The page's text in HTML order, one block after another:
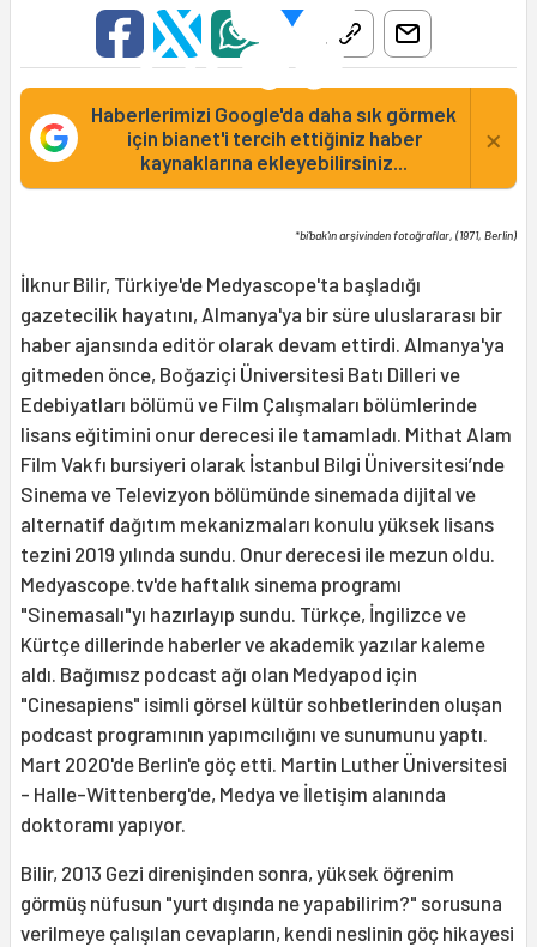
Haberlerimizi Google'da daha sık görmek
için bianet'i tercih ettiğiniz haber
kaynaklarına ekleyebilirsiniz...
×
*bi'bak'ın arşivinden fotoğraflar, (1971, Berlin)
İlknur Bilir, Türkiye'de Medyascope'ta başladığı
gazetecilik hayatını, Almanya'ya bir süre uluslararası bir
haber ajansında editör olarak devam ettirdi. Almanya'ya
gitmeden önce, Boğaziçi Üniversitesi Batı Dilleri ve
Edebiyatları bölümü ve Film Çalışmaları bölümlerinde
lisans eğitimini onur derecesi ile tamamladı. Mithat Alam
Film Vakfı bursiyeri olarak İstanbul Bilgi Üniversitesi’nde
Sinema ve Televizyon bölümünde sinemada dijital ve
alternatif dağıtım mekanizmaları konulu yüksek lisans
tezini 2019 yılında sundu. Onur derecesi ile mezun oldu.
Medyascope.tv'de haftalık sinema programı
"Sinemasalı"yı hazırlayıp sundu. Türkçe, İngilizce ve
Kürtçe dillerinde haberler ve akademik yazılar kaleme
aldı. Bağımısz podcast ağı olan Medyapod için
"Cinesapiens" isimli görsel kültür sohbetlerinden oluşan
podcast programının yapımcılığını ve sunumunu yaptı.
Mart 2020'de Berlin'e göç etti. Martin Luther Üniversitesi
- Halle-Wittenberg'de, Medya ve İletişim alanında
doktoramı yapıyor.
Bilir, 2013 Gezi direnişinden sonra, yüksek öğrenim
görmüş nüfusun "yurt dışında ne yapabilirim?" sorusuna
verilmeye çalışılan cevapların, kendi neslinin göç hikayesi